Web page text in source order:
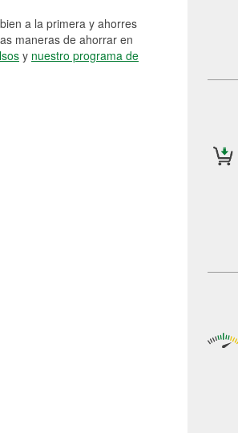
a la primera y ahorres
maneras de ahorrar en
y nuestro programa de